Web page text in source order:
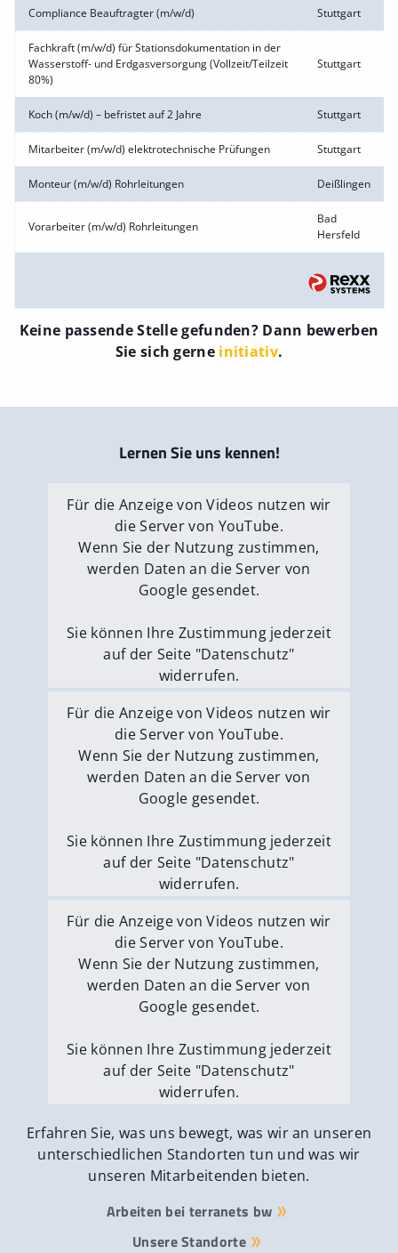
Compliance Beauftragter (m/w/d) Stuttgart
Fachkraft (m/w/d) für Stationsdokumentation in der
Wasserstoff- und Erdgasversorgung (Vollzeit/Teilzeit
80%)
Stuttgart
Koch (m/w/d) – befristet auf 2 Jahre Stuttgart
Mitarbeiter (m/w/d) elektrotechnische Prüfungen Stuttgart
Monteur (m/w/d) Rohrleitungen Deißlingen
Vorarbeiter (m/w/d) Rohrleitungen
Bad
Hersfeld
Keine passende Stelle gefunden? Dann bewerben
Sie sich gerne initiativ.
Lernen Sie uns kennen!
Für die Anzeige von Videos nutzen wir
die Server von YouTube.
Wenn Sie der Nutzung zustimmen,
werden Daten an die Server von
Google gesendet.
Sie können Ihre Zustimmung jederzeit
auf der Seite "Datenschutz"
widerrufen.
Externe Medien erlauben
Für die Anzeige von Videos nutzen wir
die Server von YouTube.
Wenn Sie der Nutzung zustimmen,
werden Daten an die Server von
Google gesendet.
Sie können Ihre Zustimmung jederzeit
auf der Seite "Datenschutz"
widerrufen.
Externe Medien erlauben
Für die Anzeige von Videos nutzen wir
die Server von YouTube.
Wenn Sie der Nutzung zustimmen,
werden Daten an die Server von
Google gesendet.
Sie können Ihre Zustimmung jederzeit
auf der Seite "Datenschutz"
widerrufen.
Externe Medien erlauben
Erfahren Sie, was uns bewegt, was wir an unseren
unterschiedlichen Standorten tun und was wir
unseren Mitarbeitenden bieten.
Arbeiten bei terranets bw
Unsere Standorte